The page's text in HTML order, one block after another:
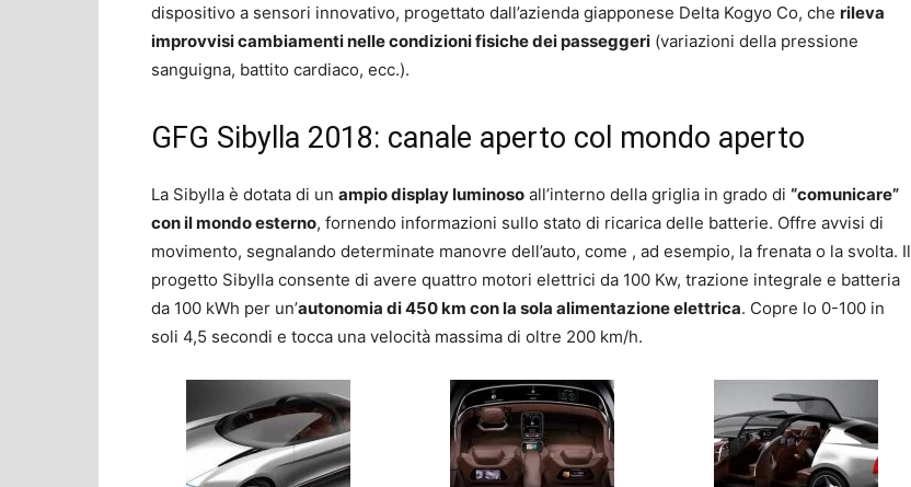
dispositivo a sensori innovativo, progettato dall’azienda giapponese Delta Kogyo Co, che rileva
improvvisi cambiamenti nelle condizioni fisiche dei passeggeri (variazioni della pressione
sanguigna, battito cardiaco, ecc.).
GFG Sibylla 2018: canale aperto col mondo aperto
La Sibylla è dotata di un ampio display luminoso all’interno della griglia in grado di “comunicare”
con il mondo esterno, fornendo informazioni sullo stato di ricarica delle batterie. Offre avvisi di
movimento, segnalando determinate manovre dell’auto, come , ad esempio, la frenata o la svolta. Il
progetto Sibylla consente di avere quattro motori elettrici da 100 Kw, trazione integrale e batteria
da 100 kWh per un’autonomia di 450 km con la sola alimentazione elettrica. Copre lo 0-100 in
soli 4,5 secondi e tocca una velocità massima di oltre 200 km/h.